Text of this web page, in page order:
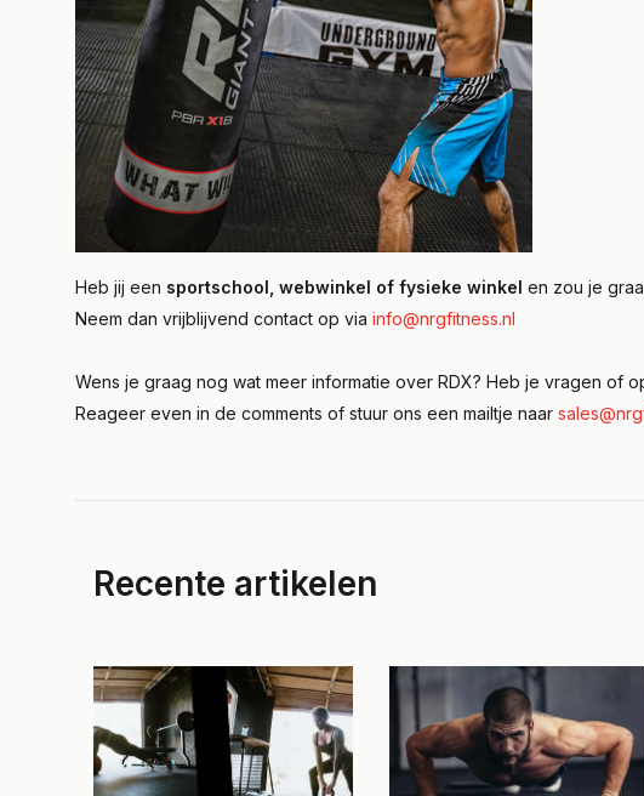
Heb jij een sportschool, webwinkel of fysieke winkel en zou je
Neem dan vrijblijvend contact op via info@nrgfitness.nl
Wens je graag nog wat meer informatie over RDX? Heb je vragen of
Reageer even in de comments of stuur ons een mailtje naar
Recente artikelen